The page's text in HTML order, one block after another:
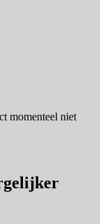
momenteel niet